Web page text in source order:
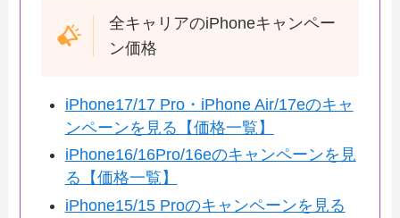
全キャリアのiPhoneキャンペー
ン価格
iPhone17/17 Pro・iPhone Air/17eのキャ
ンペーンを見る【価格一覧】
iPhone16/16Pro/16eのキャンペーンを見
る【価格一覧】
iPhone15/15 Proのキャンペーンを見る